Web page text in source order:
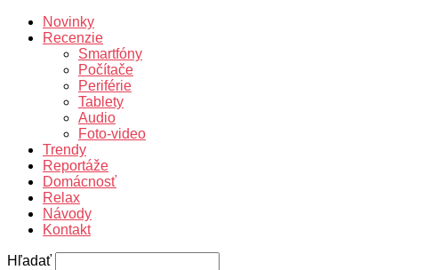
Novinky
Recenzie
Smartfóny
Počítače
Periférie
Tablety
Audio
Foto-video
Trendy
Reportáže
Domácnosť
Relax
Návody
Kontakt
Hľadať